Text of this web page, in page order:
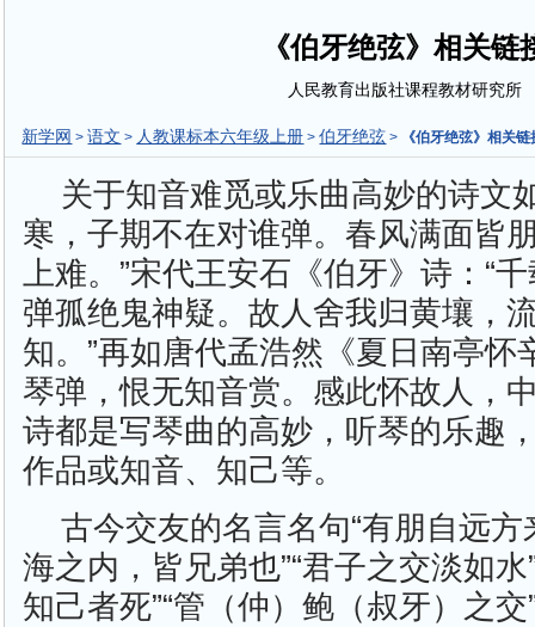
《伯牙绝弦》相关链
人民教育出版社课程教材研究所
新学网 >语文 > 人教课标本六年级上册 >伯牙绝弦 > 《伯牙绝弦》相关链
关于知音难觅或乐曲高妙的诗文
寒，子期不在对谁弹。春风满面皆
上难。”宋代王安石《伯牙》诗：“
弹孤绝鬼神疑。故人舍我归黄壤，
知。”再如唐代孟浩然《夏日南亭怀
琴弹，恨无知音赏。感此怀故人，
诗都是写琴曲的高妙，听琴的乐趣
作品或知音、知己等。
古今交友的名言名句“有朋自远方
海之内，皆兄弟也”“君子之交淡如水
知己者死”“管（仲）鲍（叔牙）之交